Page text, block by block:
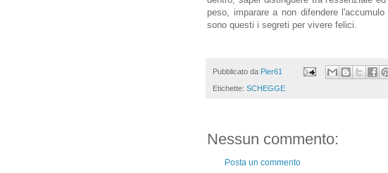
peso, imparare a non difendere
sono questi i segreti per vivere felici.
Pubblicato da Pier61
Etichette: SCHEGGE
Nessun commento:
Posta un commento